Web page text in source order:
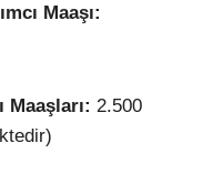
Maaşı:
Maaşları: 2.500